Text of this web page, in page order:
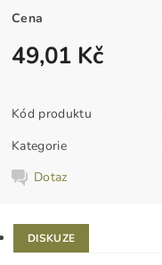
Cena
49,01 Kč
Kód produktu
Kategorie
Dotaz
DISKUZE